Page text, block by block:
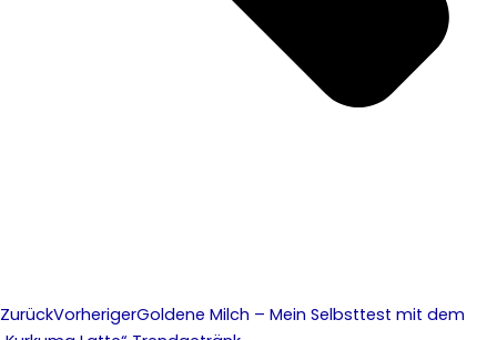
ZurückVorherigerGoldene Milch – Mein Selbsttest mit dem